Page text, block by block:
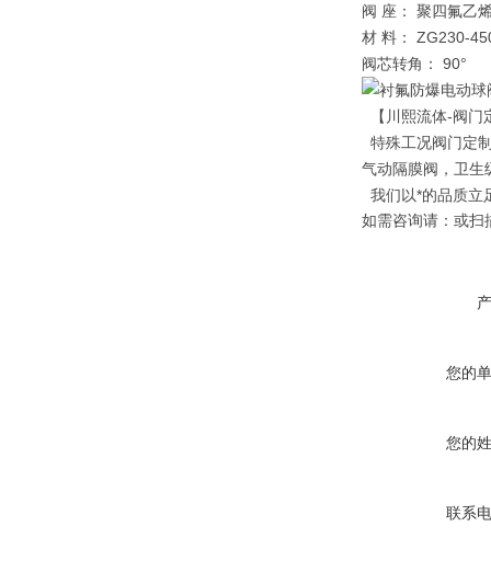
阀 座： 聚四氟乙
材 料： ZG230-
阀芯转角： 90°
【川熙流体-阀门
特殊工况阀门定
气动隔膜阀，卫生
我们以*的品质立
如需咨询请：或扫
您的
您的
联系